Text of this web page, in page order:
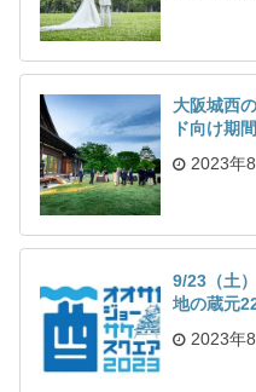
大阪城西
ド向け期
2023年
9/23（土
地の蔵元
2023年